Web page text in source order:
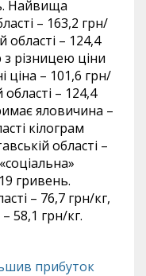
Найвища
– 163,2 грн/
області – 124,4
з різницею ціни
– 101,6 грн/
– 124,4
яловичина –
кілограм
області –
гривень.
– 76,7 грн/кг,
58,1 грн/кг.
прибуток